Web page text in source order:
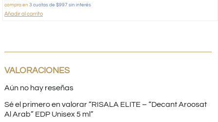
compra en 3 cuotas de $997 sin interés
Añadir al carrito
VALORACIONES
Aún no hay reseñas
Sé el primero en valorar “RISALA ELITE – “Decant Aroosat
Al Arab” EDP Unisex 5 ml”